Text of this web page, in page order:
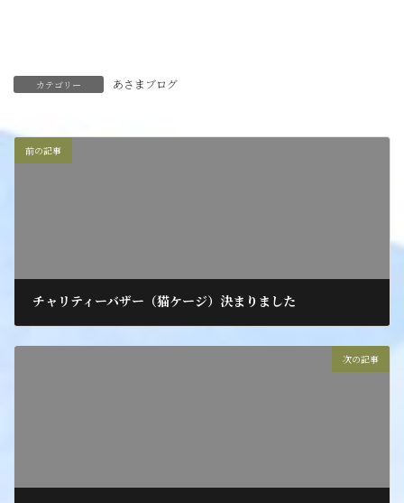
カテゴリー あさまブログ
前の記事
チャリティーバザー（猫ケージ）決まりました
2021年9月30日
次の記事